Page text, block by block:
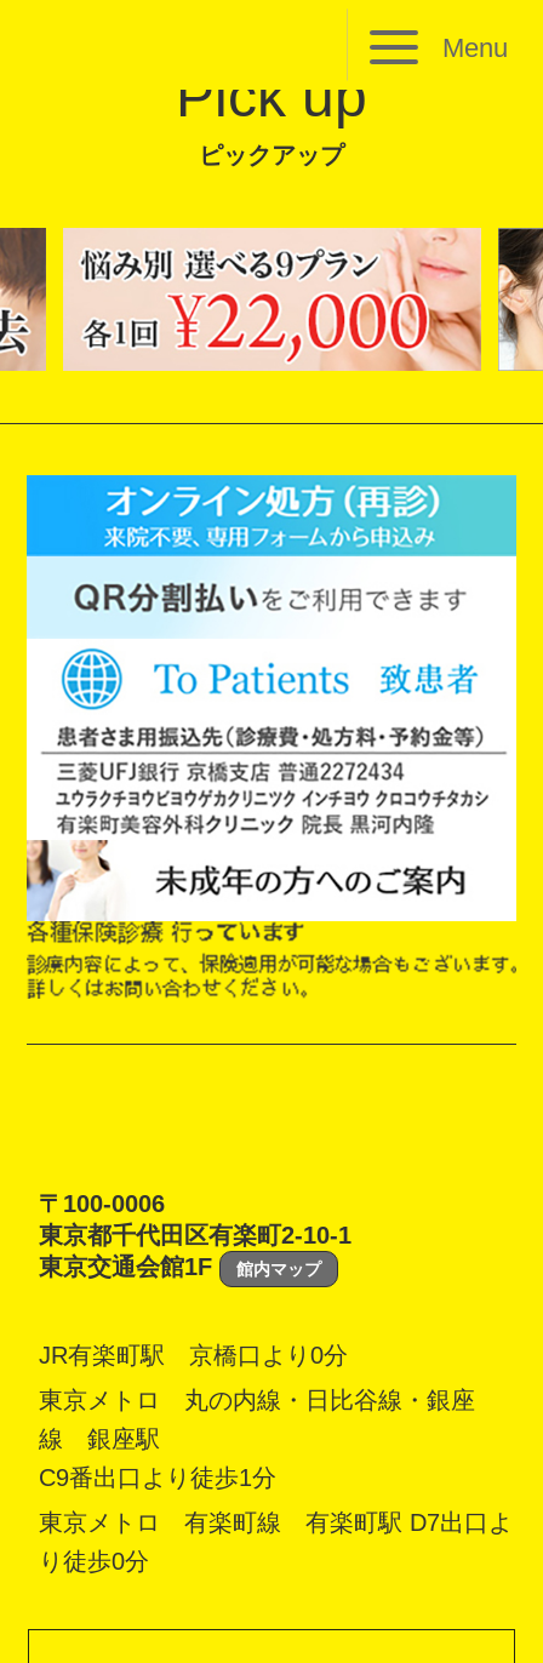
Menu
Pick up
ピックアップ
〒100-0006
東京都千代田区有楽町2-10-1
東京交通会館1F
館内マップ
JR有楽町駅 京橋口より0分
東京メトロ 丸の内線・日比谷線・銀座
線 銀座駅
C9番出口より徒歩1分
東京メトロ 有楽町線 有楽町駅 D7出口よ
り徒歩0分